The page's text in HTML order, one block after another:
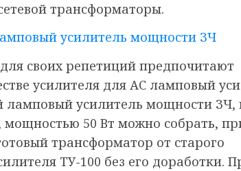
трансформаторы.
своих репетиций предпочитают
усилителя для АС ламповый
ламповый усилитель мощности ЗЧ,
мощностью 50 Вт можно собрать,
трансформатор от старого
ТУ-100 без его доработки.